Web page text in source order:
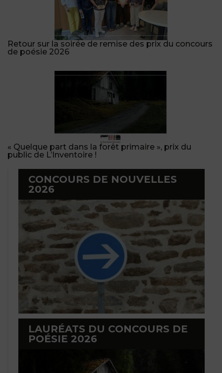
Retour sur la soirée de remise des prix du concours
de poésie 2026
« Quelque part dans la forêt primaire », prix du
public de L’Inventoire !
CONCOURS DE NOUVELLES
2026
LAURÉATS DU CONCOURS DE
POÉSIE 2026